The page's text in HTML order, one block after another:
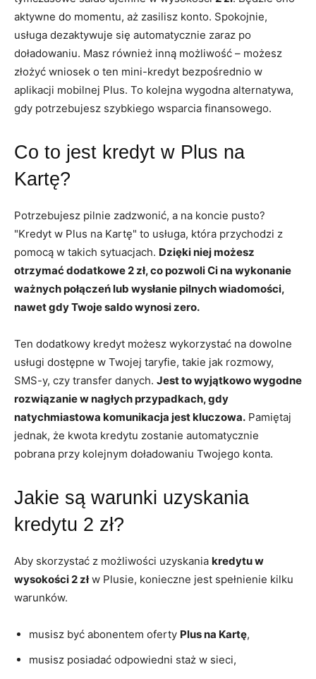
aktywne do momentu, aż zasilisz konto. Spokojnie,
usługa dezaktywuje się automatycznie zaraz po
doładowaniu. Masz również inną możliwość – możesz
złożyć wniosek o ten mini-kredyt bezpośrednio w
aplikacji mobilnej Plus. To kolejna wygodna alternatywa,
gdy potrzebujesz szybkiego wsparcia finansowego.
Co to jest kredyt w Plus na
Kartę?
Potrzebujesz pilnie zadzwonić, a na koncie pusto?
"Kredyt w Plus na Kartę" to usługa, która przychodzi z
pomocą w takich sytuacjach. Dzięki niej możesz
otrzymać dodatkowe 2 zł, co pozwoli Ci na wykonanie
ważnych połączeń lub wysłanie pilnych wiadomości,
nawet gdy Twoje saldo wynosi zero.
Ten dodatkowy kredyt możesz wykorzystać na dowolne
usługi dostępne w Twojej taryfie, takie jak rozmowy,
SMS-y, czy transfer danych. Jest to wyjątkowo wygodne
rozwiązanie w nagłych przypadkach, gdy
natychmiastowa komunikacja jest kluczowa. Pamiętaj
jednak, że kwota kredytu zostanie automatycznie
pobrana przy kolejnym doładowaniu Twojego konta.
Jakie są warunki uzyskania
kredytu 2 zł?
Aby skorzystać z możliwości uzyskania kredytu w
wysokości 2 złw Plusie, konieczne jest spełnienie kilku
warunków.
musisz być abonentem oferty Plus na Kartę,
musisz posiadać odpowiedni staż w sieci,